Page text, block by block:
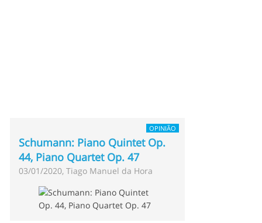
OPINIÃO
Schumann: Piano Quintet Op.
44, Piano Quartet Op. 47
03/01/2020, Tiago Manuel da Hora